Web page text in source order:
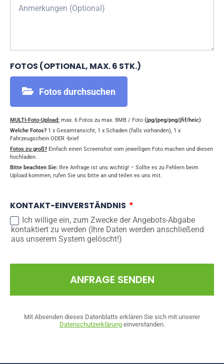
FOTOS (OPTIONAL, MAX. 6 STK.)
Fotos durchsuchen
MULTI-Foto-Upload: max. 6 Fotos zu max. 8MB / Foto (jpg/jpeg/png/jfif/heic)
Welche Fotos? 1 x Gesamtansicht, 1 x Schaden (falls vorhanden), 1 x
Fahrzeugschein ODER -brief
Fotos zu groß? Einfach einen Screenshot vom jeweiligen Foto machen und diesen
hochladen.
Bitte beachten Sie: Ihre Anfrage ist uns wichtig! – Sollte es zu Fehlern beim
Upload kommen, rufen Sie uns bitte an und teilen es uns mit.
KONTAKT-EINVERSTÄNDNIS
Ich willige ein, zum Zwecke der Angebots-Abgabe
kontaktiert zu werden (Ihre Daten werden anschließend
aus unserem System gelöscht!)
ANFRAGE SENDEN
Mit Absenden dieses Datenblatts erklären Sie sich mit unserer
Datenschutzerklärungeinverstanden.